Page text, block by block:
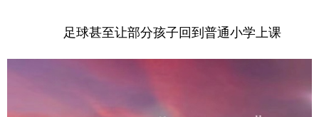
足球甚至让部分孩子回到普通小学上课